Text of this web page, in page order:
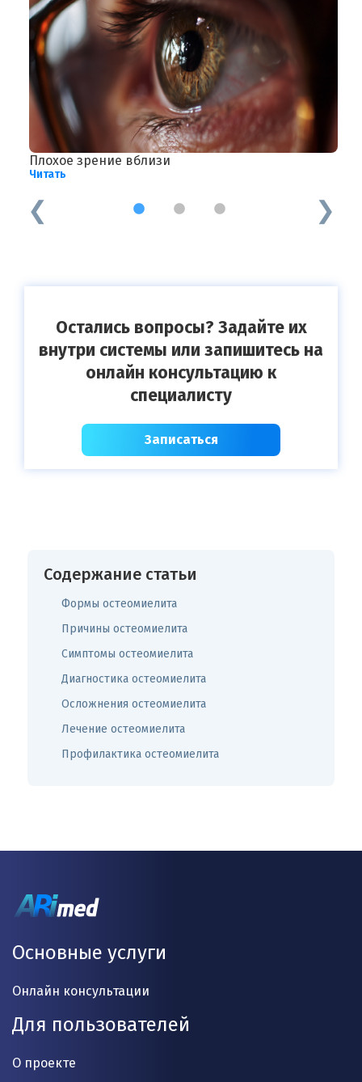
Плохое зрение вблизи
Читать
1 2 3
Остались вопросы? Задайте их
внутри системы или запишитесь на
онлайн консультацию к
специалисту
Записаться
Содержание статьи
Формы остеомиелита
Причины остеомиелита
Симптомы остеомиелита
Диагностика остеомиелита
Осложнения остеомиелита
Лечение остеомиелита
Профилактика остеомиелита
Основные услуги
Онлайн консультации
Для пользователей
О проекте